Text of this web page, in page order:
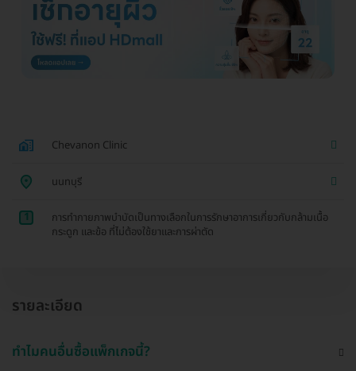
Chevanon Clinic
นนทบุรี
1
การทำกายภาพบำบัดเป็นทางเลือกในการรักษาอาการเกี่ยวกับกล้ามเนื้อ
กระดูก และข้อ ที่ไม่ต้องใช้ยาและการผ่าตัด
รายละเอียด
ทำไมคนอื่นซื้อแพ็กเกจนี้?